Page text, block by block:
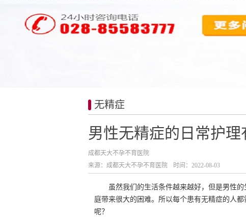
无精症
男性无精症的日常护理
成都天大不孕不育医院
来源：成都天大不孕不育医院
时间：2022-08-03
虽然我们的生活条件越来越好，但是男性
庭带来很大的困难。所以每个患有无精症的人
呢？